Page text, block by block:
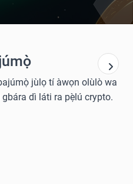
jùlọ tí àwọn olùlò wa
dì láti ra pẹ̀lú crypto.